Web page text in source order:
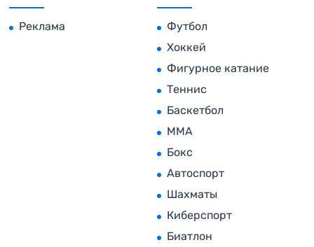
Реклама
Футбол
Хоккей
Фигурное катание
Теннис
Баскетбол
MMA
Бокс
Автоспорт
Шахматы
Киберспорт
Биатлон